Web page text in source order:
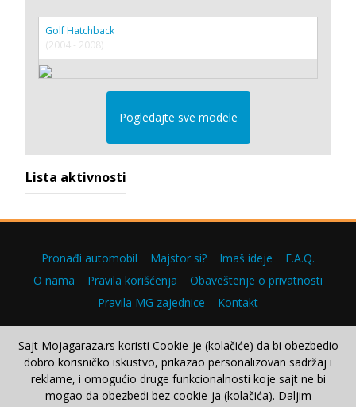
Golf Hatchback
(2004 - 2008)
Pogledajte sve modele
Lista aktivnosti
Pronađi automobil Majstor si? Imaš ideje
F.A.Q.
O nama
Pravila korišćenja
Obaveštenje o privatnosti
Pravila MG zajednice
Kontakt
Copyright © 2000–2026.
Sajt Mojagaraza.rs koristi Cookie-je (kolačiće) da bi obezbedio
dobro korisničko iskustvo, prikazao personalizovan sadržaj i
reklame, i omogućio druge funkcionalnosti koje sajt ne bi
mogao da obezbedi bez cookie-ja (kolačića). Daljim